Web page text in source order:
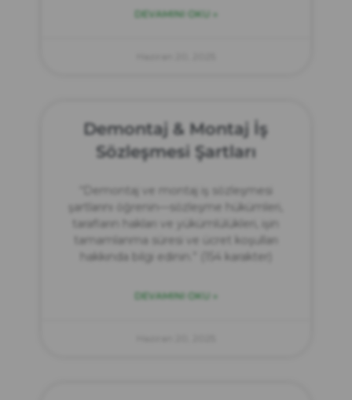
DEVAMINI OKU »
Demontaj & Montaj İş
Sözleşmesi Şartları
“Demontaj ve montaj iş sözleşmesi
şartlarını öğrenin—sözleşme hükümleri,
tarafların hakları ve yükümlülükleri, işin
tamamlanma süresi ve ücret koşulları
hakkında bilgi edinin.” (154 karakter)
DEVAMINI OKU »